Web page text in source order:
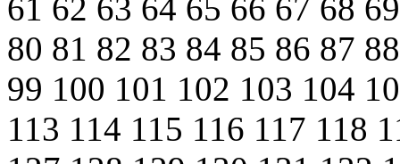
61 62 63 64 65 66 67 68
80 81 82 83 84 85 86 87
99 100 101 102 103 104
113 114 115 116 117 118